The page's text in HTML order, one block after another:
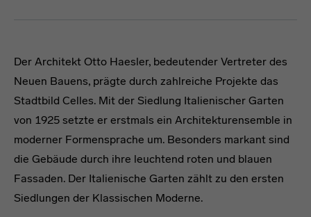
Der Architekt Otto Haesler, bedeutender Vertreter des
Neuen Bauens, prägte durch zahlreiche Projekte das
Stadtbild Celles. Mit der Siedlung Italienischer Garten
von 1925 setzte er erstmals ein Architekturensemble in
moderner Formensprache um. Besonders markant sind
die Gebäude durch ihre leuchtend roten und blauen
Fassaden. Der Italienische Garten zählt zu den ersten
Siedlungen der Klassischen Moderne.